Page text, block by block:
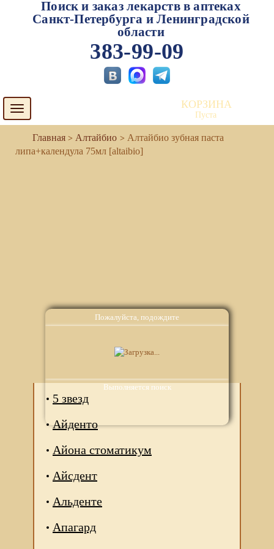
Пожалуйста, подождите
Выполняется поиск
Поиск и заказ лекарств в аптеках
Санкт-Петербурга и Ленинградской
области
383-99-09
Toggle
navigation
КОРЗИНА
Пуста
Алтайбио
Алтайбио зубная паста
липа+календула 75мл [altaibio]
5 звезд
Айденто
Айона стоматикум
Айсдент
Альденте
Апагард